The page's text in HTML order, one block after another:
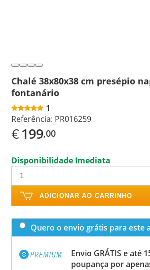
Chalé 38x80x38 cm presépio
fontanário
1
Referência: PR016259
€199,00
Disponibilidade Imediata
ADICIONAR AO CARRINHO
Quero o envio grátis para este
Envio GRÁTIS e até
poupança por